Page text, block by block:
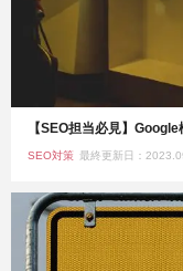
【SEO担当必見】
SEO対策 最終更新日：